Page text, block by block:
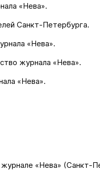
«Нева».
Санкт-Петербурга.
«Нева».
журнала «Нева».
«Нева».
журнале «Нева» (Санкт-